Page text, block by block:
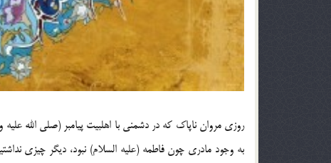
روزي مروان ناپاك كه در دشمني با اهلبيت پيامبر (صلي الله
به وجود مادري چون فاطمه (عليه السلام) نبود، ديگر چيزي